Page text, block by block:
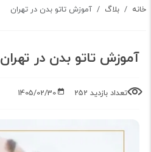
خانه بلاگ آموزش تاتو بدن در تهران
آموزش تاتو بدن در تهران
تعداد بازدید 252 1405/02/30